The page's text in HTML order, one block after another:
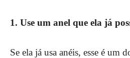
1. Use um anel que ela já
Se ela já usa anéis, esse é um